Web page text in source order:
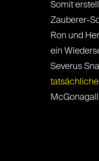
Somit
Zauberer-
Ron und
ein
Severus